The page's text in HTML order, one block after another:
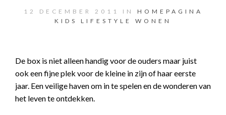
12 DECEMBER 2011 IN HOMEPAGINA
KIDS
LIFESTYLE WONEN
De box is niet alleen handig voor de ouders maar juist
ook een fijne plek voor de kleine in zijn of haar eerste
jaar. Een veilige haven om in te spelen en de wonderen van
het leven te ontdekken.